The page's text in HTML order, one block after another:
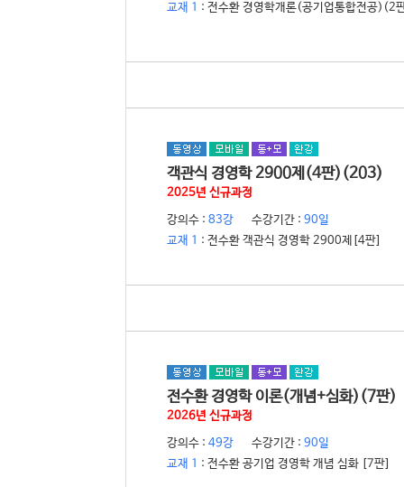
교재 1 : 전수환 경영학개론(공기업통합전공)(2
객관식 경영학 2900제(4판)(203)
2025년 신규과정
강의수 : 83강 수강기간 : 90일
교재 1 : 전수환 객관식 경영학 2900제[4판]
전수환 경영학 이론(개념+심화)(7판)
2026년 신규과정
강의수 : 49강 수강기간 : 90일
교재 1 : 전수환 공기업 경영학 개념 심화 [7판]